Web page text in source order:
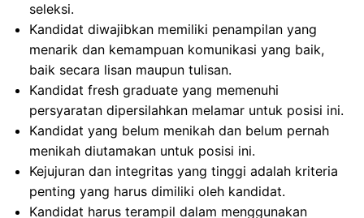
seleksi.
Kandidat diwajibkan memiliki penampilan yang
menarik dan kemampuan komunikasi yang baik,
baik secara lisan maupun tulisan.
Kandidat fresh graduate yang memenuhi
persyaratan dipersilahkan melamar untuk posisi ini.
Kandidat yang belum menikah dan belum pernah
menikah diutamakan untuk posisi ini.
Kejujuran dan integritas yang tinggi adalah kriteria
penting yang harus dimiliki oleh kandidat.
Kandidat harus terampil dalam menggunakan